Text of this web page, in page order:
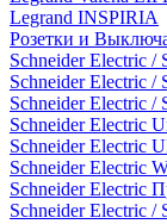
Legrand INSPIRIA
Розетки и
Schneider Electric
Schneider Electric /
Schneider Electric /
Schneider Electric
Schneider Electric
Schneider Electric
Schneider Electric
Schneider Electric /